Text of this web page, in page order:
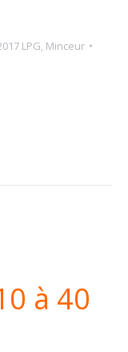
LPG, Minceur
à 40